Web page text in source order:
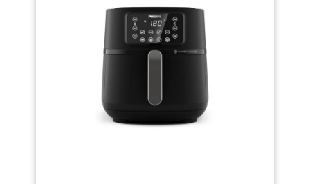
thermomètre à viande sans fil
permet de suivre la cuisson à
distance depuis la cuisine, la
terrasse ou le jardin. Idéal pour
barbecue, four, grillades et
fumoir, il offre une connexion
stable pour surveiller vos
cuissons longues, vos rôtis au
rester à côté de l’appareil.
Maîtrise Intelligente : La base
intelligente avec écran affiche
et des ingrédients que vous
avez, et envoyez-les sur votre
Cookeo grâce à l'application
MyMoulinex connectée en Wi-Fi
DES PLATS FACILES ET DES
RÉSULTATS PARFAITS EN UN
RIEN DE TEMPS : laissez-vous
guider pas à pas sur l'écran
des résultats parfaits à chaque
fois GAIN DE TEMPS ET
D'ENERGIE : mode de cuisson